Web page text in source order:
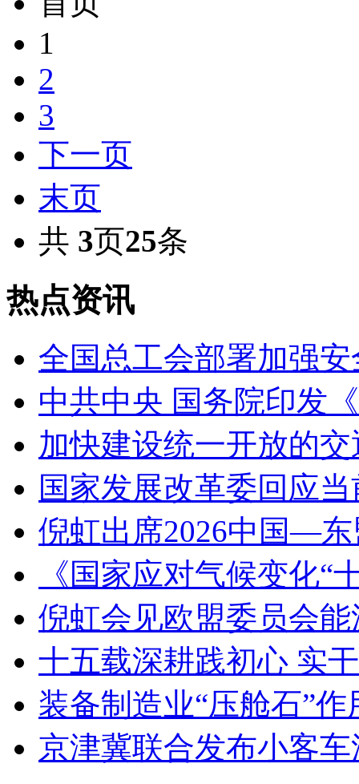
1
2
3
下一页
末页
共 3页25条
热点资讯
全国总工会部署加强
中共中央 国务院印发
加快建设统一开放的
国家发展改革委回应
倪虹出席2026中国—
《国家应对气候变化“
倪虹会见欧盟委员会
十五载深耕践初心 实
装备制造业“压舱石”
京津冀联合发布小客